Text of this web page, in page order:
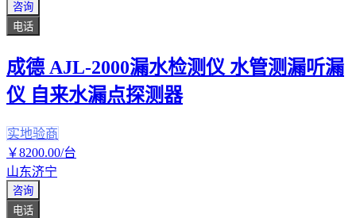
咨询
电话
成德 AJL-2000漏水检测仪 水管测漏听漏
仪 自来水漏点探测器
实地验商
￥8200.00/台
山东济宁
咨询
电话